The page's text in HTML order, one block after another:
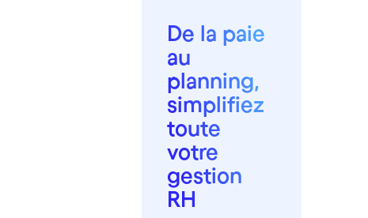
De la paie
au
planning,
simplifiez
toute
votre
gestion
RH